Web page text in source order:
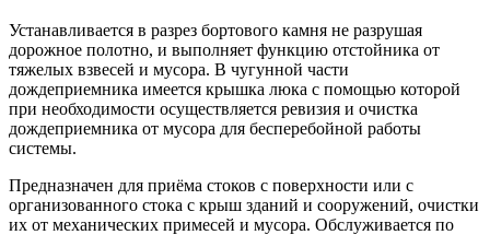
Устанавливается в разрез бортового камня не разрушая
дорожное полотно, и выполняет функцию отстойника от
тяжелых взвесей и мусора. В чугунной части
дождеприемника имеется крышка люка с помощью которой
при необходимости осуществляется ревизия и очистка
дождеприемника от мусора для бесперебойной работы
системы.
Предназначен для приёма стоков с поверхности или с
организованного стока с крыш зданий и сооружений, очистки
их от механических примесей и мусора. Обслуживается по